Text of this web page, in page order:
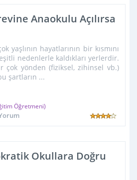
Anaokulu Açılırsa
hayatlarının bir kısmını
nedenlerle kaldıkları yerlerdir.
çok yönden (fiziksel, zihinsel vb.)
şartların ...
Öğretmeni)
Okullara Doğru